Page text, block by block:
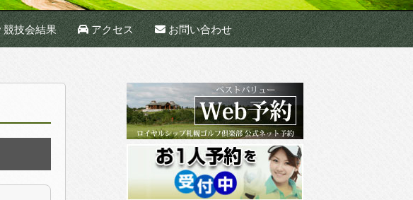
競技会結果 アクセス お問い合わせ